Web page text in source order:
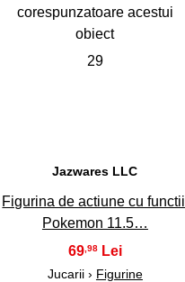
29
Jazwares LLC
Figurina de actiune cu functii
Pokemon 11.5…
69,98
Jucarii › Figurine